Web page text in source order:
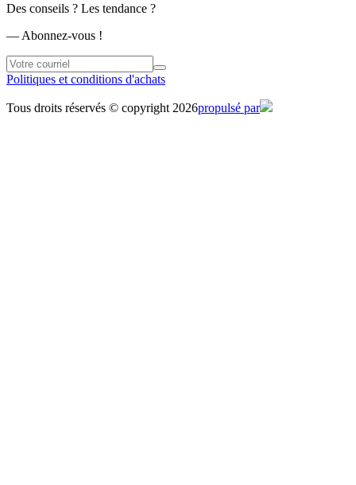
Des conseils ? Les tendance ?
― Abonnez-vous !
Politiques et conditions d'achats
Tous droits réservés © copyright 2026propulsé par